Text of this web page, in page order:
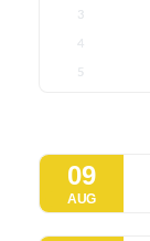
3
4
5
09
AUG